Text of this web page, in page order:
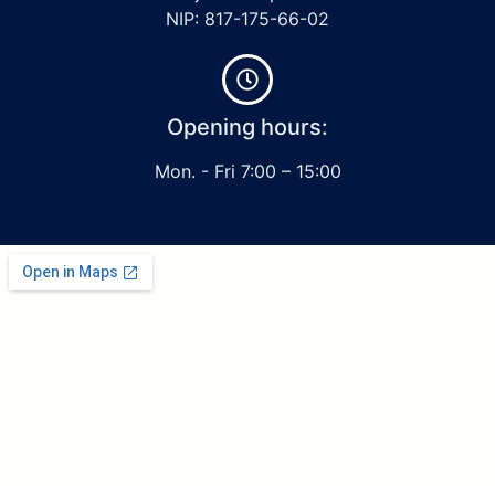
NIP: 817-175-66-02
Opening hours:
Mon. - Fri 7:00 – 15:00